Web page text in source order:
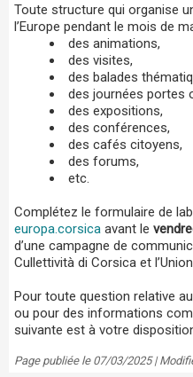
Toute structure qui organise
l’Europe pendant le mois de
des animations,
des visites,
des balades
des journées portes
des expositions,
des conférences,
des cafés citoyens,
des forums,
etc.
Complétez le formulaire de
europa.corsica avant le
d’une campagne de
Cullettività di Corsica et
Pour toute question relative
ou pour des informations
suivante est à votre
Page publiée le 07/03/2025 |